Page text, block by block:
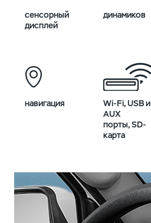
сенсорный
дисплей
динамиков
навигация
Wi-Fi, USB и
AUX
порты, SD-
карта